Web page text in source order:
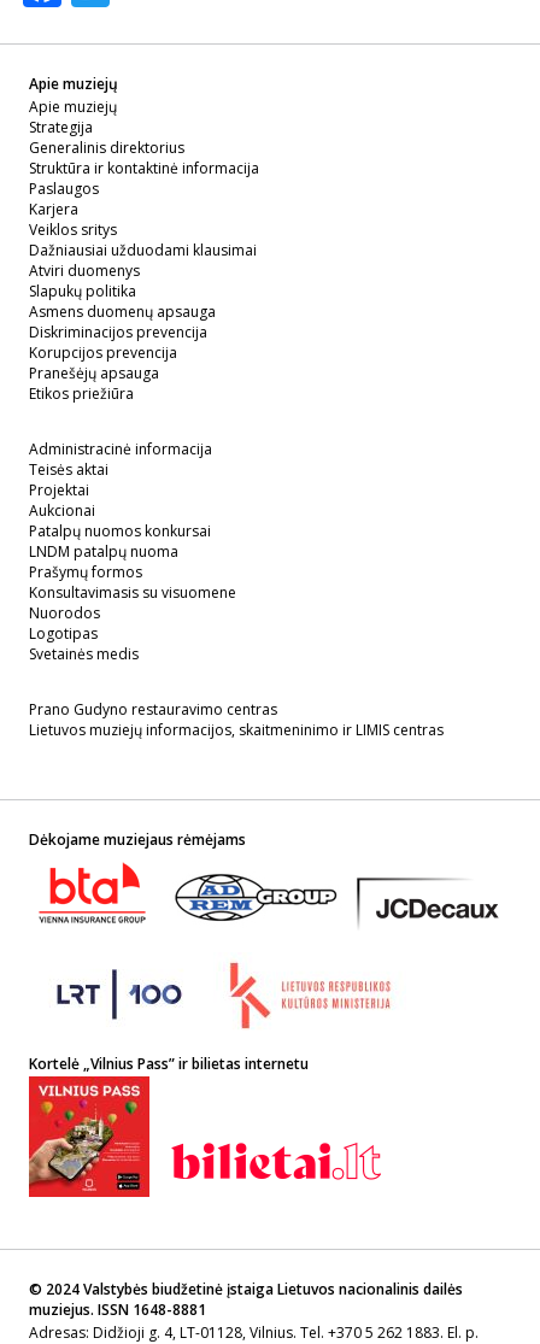
Apie muziejų
Apie muziejų
Strategija
Generalinis direktorius
Struktūra ir kontaktinė informacija
Paslaugos
Karjera
Veiklos sritys
Dažniausiai užduodami klausimai
Atviri duomenys
Slapukų politika
Asmens duomenų apsauga
Diskriminacijos prevencija
Korupcijos prevencija
Pranešėjų apsauga
Etikos priežiūra
Administracinė informacija
Teisės aktai
Projektai
Aukcionai
Patalpų nuomos konkursai
LNDM patalpų nuoma
Prašymų formos
Konsultavimasis su visuomene
Nuorodos
Logotipas
Svetainės medis
Prano Gudyno restauravimo centras
Lietuvos muziejų informacijos, skaitmeninimo ir LIMIS centras
Dėkojame muziejaus rėmėjams
Kortelė „Vilnius Pass” ir bilietas internetu
© 2024 Valstybės biudžetinė įstaiga Lietuvos nacionalinis dailės
muziejus. ISSN 1648-8881
Adresas: Didžioji g. 4, LT-01128, Vilnius. Tel. +370 5 262 1883. El. p.